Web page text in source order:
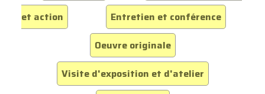
et action
Entretien et conférence
Oeuvre originale
Visite d'exposition et d'atelier